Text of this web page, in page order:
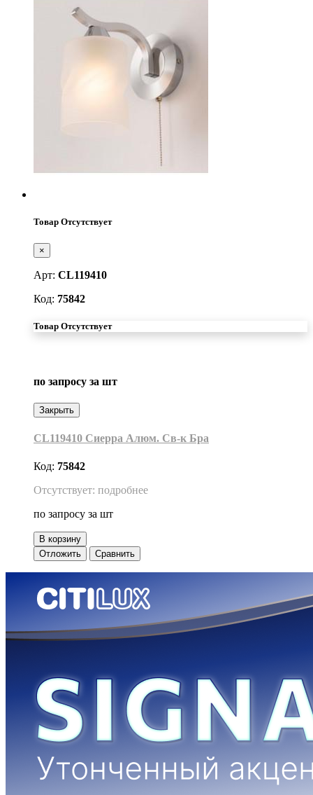
Товар Отсутствует
×
Арт: CL119410
Код: 75842
Товар Отсутствует
по запросу за шт
Закрыть
CL119410 Сиерра Алюм. Св-к Бра
Код: 75842
Отсутствует: подробнее
по запросу за шт
В корзину
Отложить
Сравнить